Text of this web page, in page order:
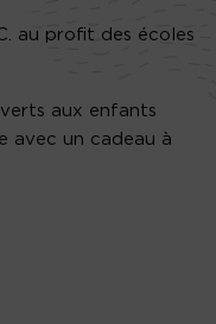
au profit des écoles
aux enfants
avec un cadeau à